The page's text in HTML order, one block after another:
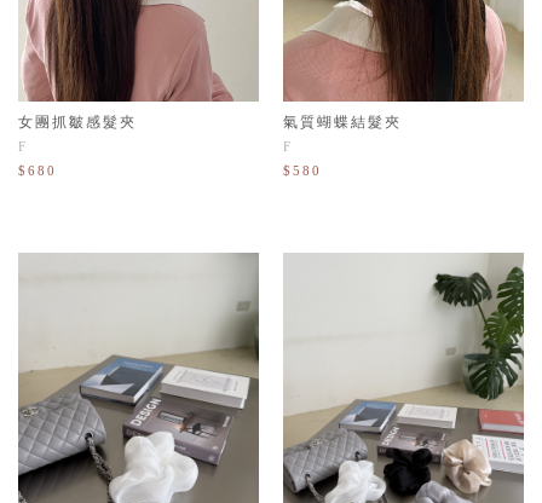
女團抓皺感髮夾
F
$680
氣質蝴蝶結髮夾
F
$580